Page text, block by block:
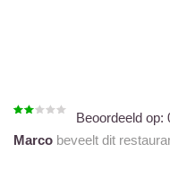
Beoordeeld op:
Marco beveelt dit